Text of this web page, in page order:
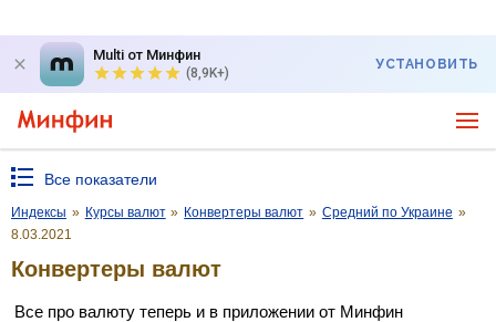
Multi от Минфин
(8,9K+)
УСТАНОВИТЬ
Все показатели
Индексы » Курсы валют » Конвертеры валют » Средний по Украине »
8.03.2021
Конвертеры валют
Все про валюту теперь и в приложении от Минфин